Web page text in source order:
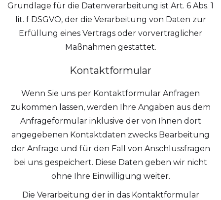
Grundlage für die Datenverarbeitung ist Art. 6 Abs. 1
lit. f DSGVO, der die Verarbeitung von Daten zur
Erfüllung eines Vertrags oder vorvertraglicher
Maßnahmen gestattet.
Kontaktformular
Wenn Sie uns per Kontaktformular Anfragen
zukommen lassen, werden Ihre Angaben aus dem
Anfrageformular inklusive der von Ihnen dort
angegebenen Kontaktdaten zwecks Bearbeitung
der Anfrage und für den Fall von Anschlussfragen
bei uns gespeichert. Diese Daten geben wir nicht
ohne Ihre Einwilligung weiter.
Die Verarbeitung der in das Kontaktformular